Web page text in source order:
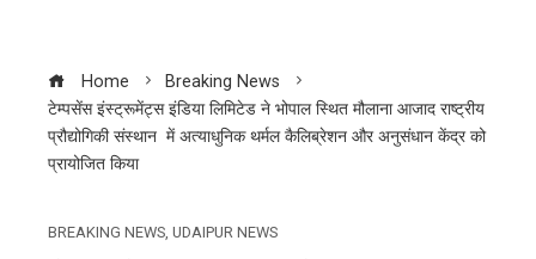
Home
Breaking News
टेम्पसेंस इंस्ट्रूमेंट्स इंडिया लिमिटेड ने भोपाल स्थित मौलाना आजाद राष्ट्रीय
प्रौद्योगिकी संस्थान में अत्याधुनिक थर्मल कैलिब्रेशन और अनुसंधान केंद्र को
प्रायोजित किया
BREAKING NEWS, UDAIPUR NEWS